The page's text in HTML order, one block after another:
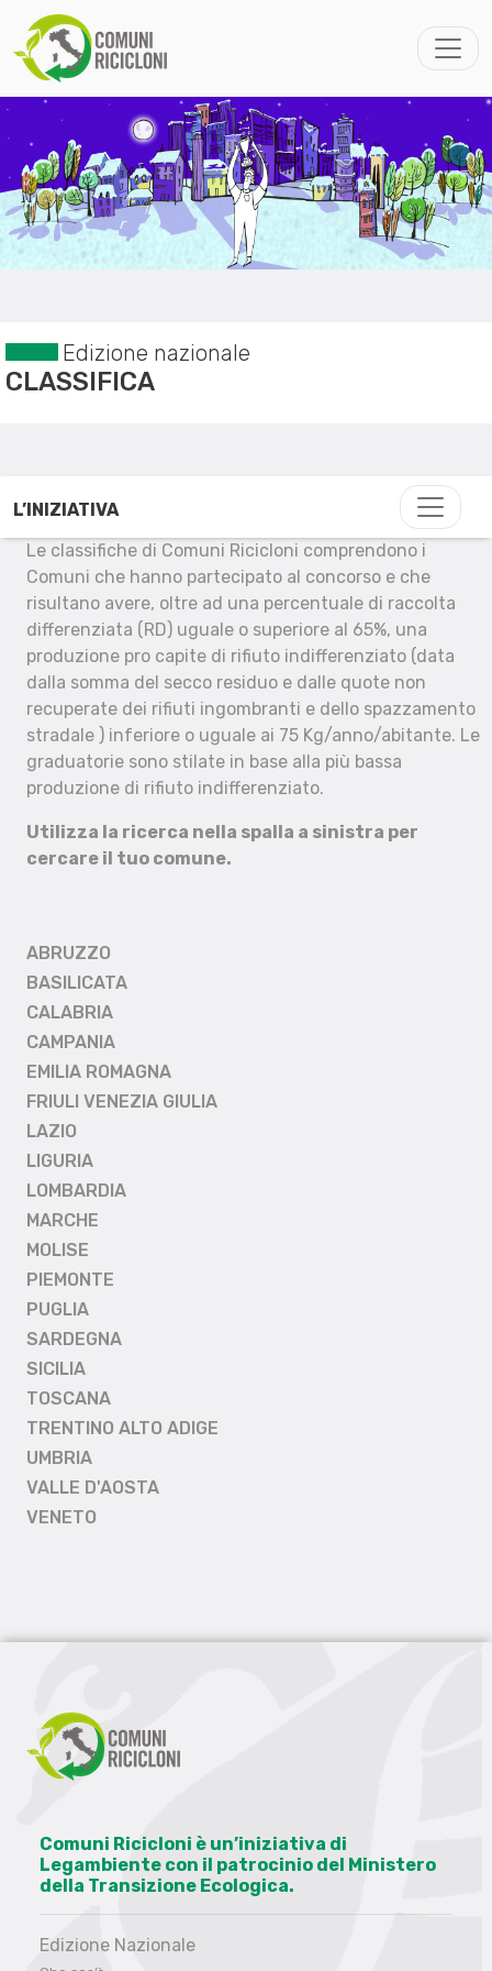
Edizione nazionale
CLASSIFICA
L’INIZIATIVA
Le classifiche di Comuni Ricicloni comprendono i
Comuni che hanno partecipato al concorso e che
risultano avere, oltre ad una percentuale di raccolta
differenziata (RD) uguale o superiore al 65%, una
produzione pro capite di rifiuto indifferenziato (data
dalla somma del secco residuo e dalle quote non
recuperate dei rifiuti ingombranti e dello spazzamento
stradale ) inferiore o uguale ai 75 Kg/anno/abitante. Le
graduatorie sono stilate in base alla più bassa
produzione di rifiuto indifferenziato.
Utilizza la ricerca nella spalla a sinistra per
cercare il tuo comune.
ABRUZZO
BASILICATA
CALABRIA
CAMPANIA
EMILIA ROMAGNA
FRIULI VENEZIA GIULIA
LAZIO
LIGURIA
LOMBARDIA
MARCHE
MOLISE
PIEMONTE
PUGLIA
SARDEGNA
SICILIA
TOSCANA
TRENTINO ALTO ADIGE
UMBRIA
VALLE D'AOSTA
VENETO
Comuni Ricicloni è un’iniziativa di
Legambiente con il patrocinio del Ministero
della Transizione Ecologica.
Edizione Nazionale